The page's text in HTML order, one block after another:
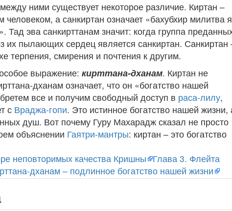
ними существует некоторое различие. Киртан –
а санкиртан означает «бахубхир милитва
Тад эва санкирттанам значит: когда группа
их пылающих сердец является санкиртан. Санкиртан
терпения, смирения и почтения к другим.
выражение: кирттана-дханам. Киртан не
дханам означает, что он «богатство нашей
все и получим свободный доступ в раса-лилу,
с Враджа-гопи. Это истинное богатство нашей жизни,
душ. Вот почему Гуру Махарадж сказал не просто
объяснении Гаятри-мантры: киртан – это богатство
неповторимых качества Кришны Глава 3. Флейта
дханам – подлинное богатство нашей жизни